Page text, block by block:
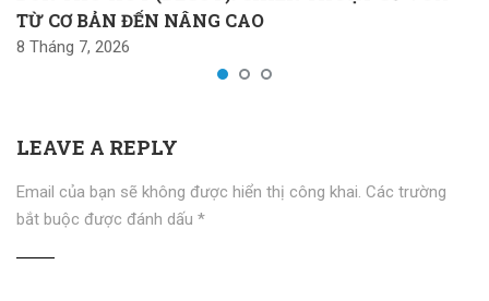
TỪ CƠ BẢN ĐẾN NÂNG CAO
8 Tháng 7, 2026
LEAVE A REPLY
Email của bạn sẽ không được hiển thị công khai. Các trường
bắt buộc được đánh dấu *